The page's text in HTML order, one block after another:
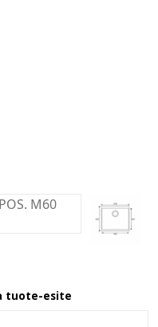
tuote-esite